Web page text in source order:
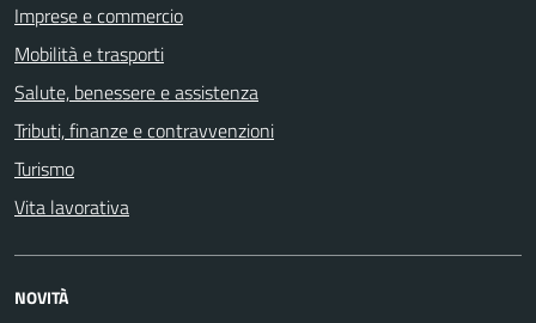
Imprese e commercio
Mobilità e trasporti
Salute, benessere e assistenza
Tributi, finanze e contravvenzioni
Turismo
Vita lavorativa
NOVITÀ